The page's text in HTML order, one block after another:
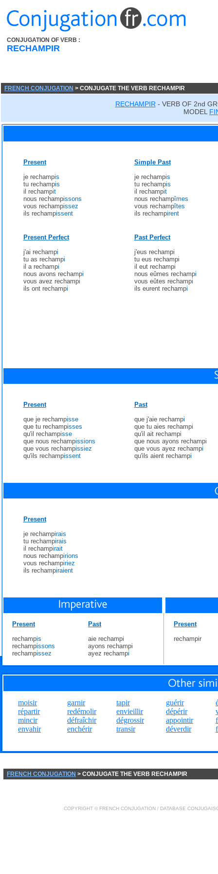
CONJUGATION OF VERB :
RECHAMPIR
FRENCH CONJUGATION > CONJUGATE THE VERB RECHAMPIR
RECHAMPIR - VERB OF 2nd
MODEL
Present
je rechampis
tu rechampis
il rechampit
nous rechampissons
vous rechampissez
ils rechampissent
Simple Past
je rechampis
tu rechampis
il rechampit
nous rechampîmes
vous rechampîtes
ils rechampirent
Present Perfect
j'ai rechampi
tu as rechampi
il a rechampi
nous avons rechampi
vous avez rechampi
ils ont rechampi
Past Perfect
j'eus rechampi
tu eus rechampi
il eut rechampi
nous eûmes rechampi
vous eûtes rechampi
ils eurent rechampi
Present
que je rechampisse
que tu rechampisses
qu'il rechampisse
que nous rechampissions
que vous rechampissiez
qu'ils rechampissent
Past
que j'aie rechampi
que tu aies rechampi
qu'il ait rechampi
que nous ayons rechampi
que vous ayez rechampi
qu'ils aient rechampi
Present
je rechampirais
tu rechampirais
il rechampirait
nous rechampirions
vous rechampiriez
ils rechampiraient
Present
rechampis
rechampissons
rechampissez
Past
aie rechampi
ayons rechampi
ayez rechampi
Present
rechampir
moisir
répartir
mincir
envahir
garnir
redémolir
défraîchir
enchérir
tapir
envieillir
dégrossir
transir
guérir
dépérir
appointir
déverdir
FRENCH CONJUGATION > CONJUGATE THE VERB RECHAMPIR
COPYRIGHT © FRENCH CONJUGATION / DATABASE